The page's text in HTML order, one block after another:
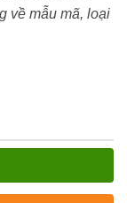
về mẫu mã, loại